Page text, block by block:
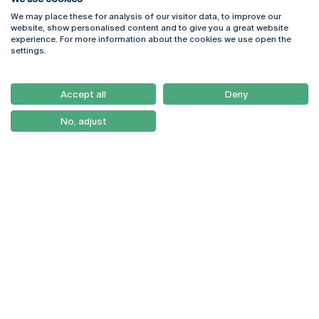
Rua Diogo Botelho 1327
4169-005 Porto
+351 226 196 240
Campus Online
Webmail
Como Chegar
Newsletter
We may place these for analysis of our visitor data, to improve our
website, show personalised content and to give you a great website
experience. For more information about the cookies we use open the
settings.
Accept all Deny
No, adjust